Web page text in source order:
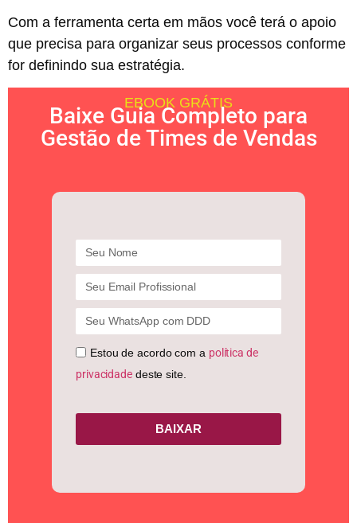
Com a ferramenta certa em mãos você terá o apoio
que precisa para organizar seus processos conforme
for definindo sua estratégia.
EBOOK GRÁTIS
Baixe Guia Completo para
Gestão de Times de Vendas
Estou de acordo com a política de
privacidadedeste site.
BAIXAR